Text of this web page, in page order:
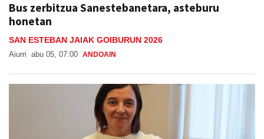
Bus zerbitzua Sanestebanetara, asteburu
honetan
SAN ESTEBAN JAIAK GOIBURUN 2026
Aiurri abu 05, 07:00 ANDOAIN